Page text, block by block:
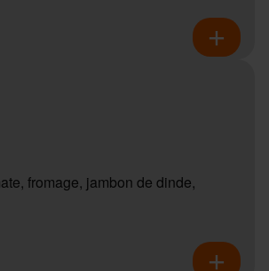
fromage, jambon de dinde,